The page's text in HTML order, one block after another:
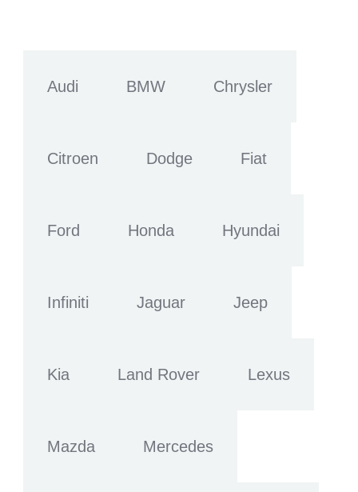
Audi BMW Chrysler
Citroen Dodge Fiat
Ford Honda Hyundai
Infiniti Jaguar Jeep
Kia Land Rover Lexus
Mazda Mercedes